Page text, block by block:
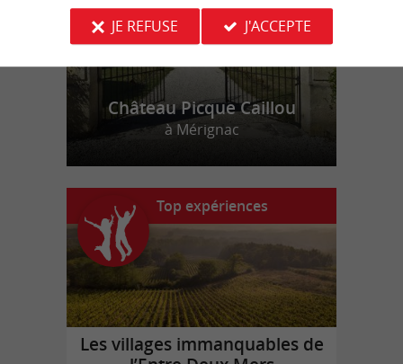
Château Picque Caillou
à Mérignac
Top expériences
Les villages immanquables de
JE REFUSE
J'ACCEPTE